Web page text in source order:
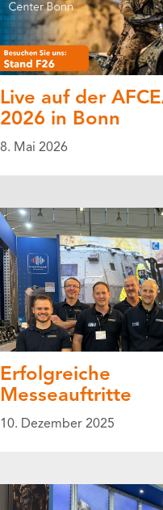
Live auf der
2026 in Bonn
8. Mai 2026
Erfolgreiche
Messeauftritte
10. Dezember 2025